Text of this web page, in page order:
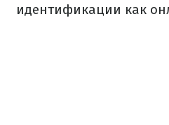
идентификации как